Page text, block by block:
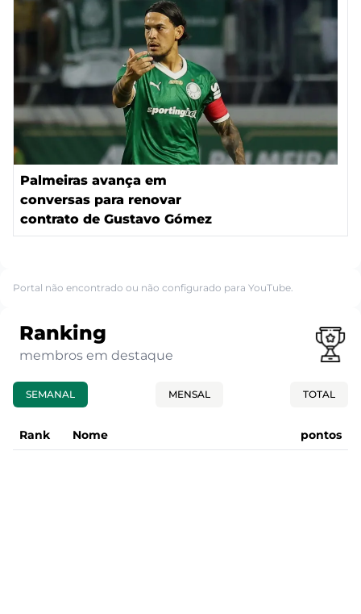
Palmeiras avança em
conversas para renovar
contrato de Gustavo Gómez
Portal não encontrado ou não configurado para YouTube.
Ranking
membros em destaque
SEMANAL MENSAL TOTAL
Rank Nome pontos